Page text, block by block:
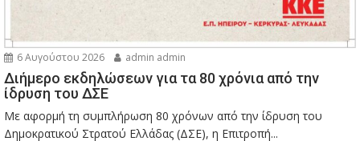
6 Αυγούστου 2026 admin admin
Διήμερο εκδηλώσεων για τα 80 χρόνια από την
ίδρυση του ΔΣΕ
Με αφορμή τη συμπλήρωση 80 χρόνων από την ίδρυση του
Δημοκρατικού Στρατού Ελλάδας (ΔΣΕ), η Επιτροπή...